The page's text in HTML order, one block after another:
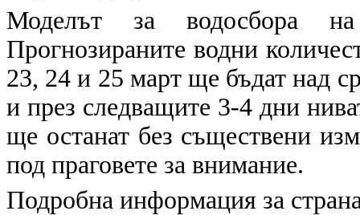
Моделът за водосбора
Прогнозираните водни
23, 24 и 25 март ще бъдат над
и през следващите 3-4 дни
ще останат без съществени
под праговете за внимание.
Подробна информация за